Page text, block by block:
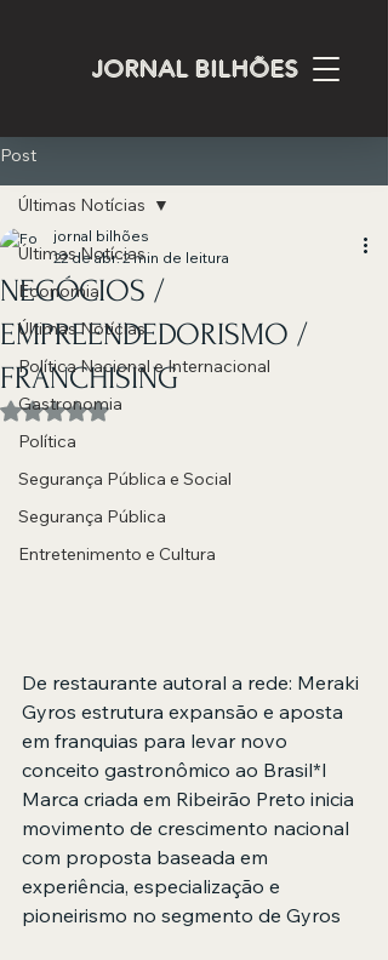
JORNAL BILHÕES
Post
Últimas Notícias
Economia
Últimas Notícias
Política Nacional e Internacional
Gastronomia
Política
Segurança Pública e Social
Segurança Pública
Entretenimento e Cultura
Últimas Notícias
NEGÓCIOS /
EMPREENDEDORISMO /
FRANCHISING
jornal bilhões
22 de abr.2 min de leitura
Avaliado com NaN de 5 estrelas.
De restaurante autoral a rede: Meraki
Gyros estrutura expansão e aposta
em franquias para levar novo
conceito gastronômico ao Brasil*l
Marca criada em Ribeirão Preto inicia
movimento de crescimento nacional
com proposta baseada em
experiência, especialização e
pioneirismo no segmento de Gyros